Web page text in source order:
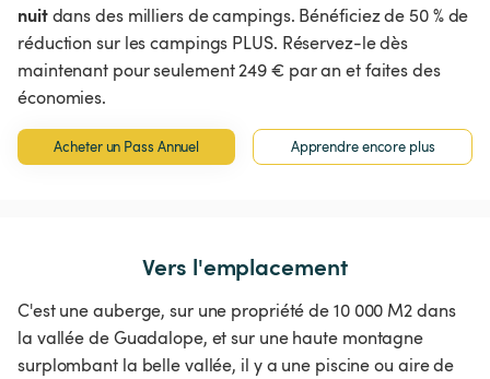
nuitdans des milliers de campings. Bénéficiez de 50 % de
réduction sur les campings PLUS. Réservez-le dès
maintenant pour seulement 249 € par an et faites des
économies.
Acheter un Pass Annuel Apprendre encore plus
Vers l'emplacement
C'est une auberge, sur une propriété de 10 000 M2 dans
la vallée de Guadalope, et sur une haute montagne
surplombant la belle vallée, il y a une piscine ou aire de